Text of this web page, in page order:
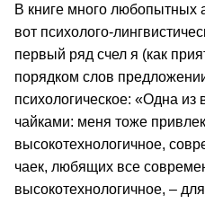
В книге много любопытных
вот психолого-
первый ряд счел я (как
порядком слов
психологическое: «Одна
чайками: меня тоже
высокотехнологичное,
чаек, любящих все
высокотехнологичное, –